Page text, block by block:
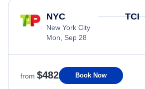
NYC
New York City
Mon, Sep 28
TCI
from $482 Book Now